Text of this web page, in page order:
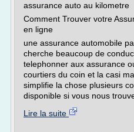
assurance auto au kilometre
Comment Trouver votre
en ligne
une assurance automobile
cherche beaucoup de
telephonner aux assurance
courtiers du coin et la casi
simplifie la chose plusieurs
disponible si vous nous
Lire la suite